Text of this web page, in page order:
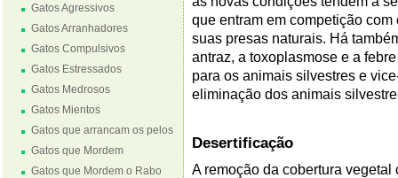
Gatos Agressivos
Gatos Arranhadores
Gatos Compulsivos
Gatos Estressados
Gatos Medrosos
Gatos Mientos
Gatos que arrancam os pelos
Gatos que Mordem
Gatos que Mordem o Rabo
que entram em competição
suas presas naturais. Há
antraz, a toxoplasmose e a
para os animais silvestres e
eliminação dos animais
Desertificação
A remoção da cobertura